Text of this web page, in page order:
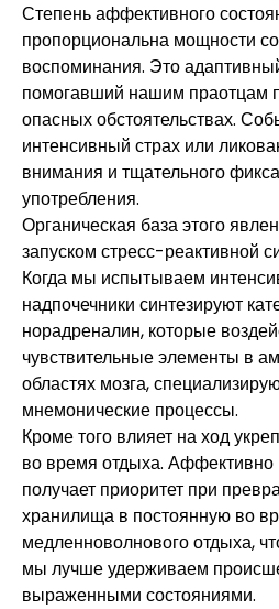
Степень аффективного
пропорциональна мощности
воспоминания. Это
помогавший нашим праотцам
опасных обстоятельствах.
интенсивный страх или
внимания и тщательного
употребления.
Органическая база этого
запуском стресс-реактивной
Когда мы испытываем
надпочечники синтезируют
норадреналин, которые
чувствительные элементы в
областях мозга,
мнемонические процессы.
Кроме того влияет на ход
во время отдыха.
получает приоритет при
хранилища в постоянную во
медленноволнового отдыха,
мы лучше удерживаем
выраженными состояниями.